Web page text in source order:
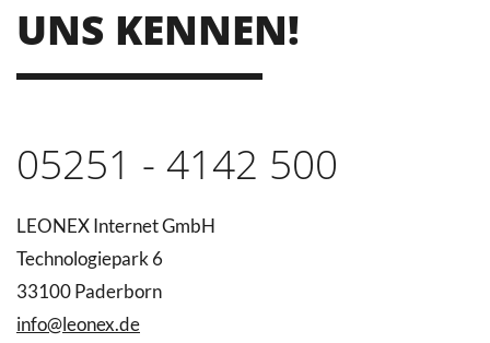
UNS KENNEN!
05251 - 4142 500
LEONEX Internet GmbH
Technologiepark 6
33100 Paderborn
info@leonex.de